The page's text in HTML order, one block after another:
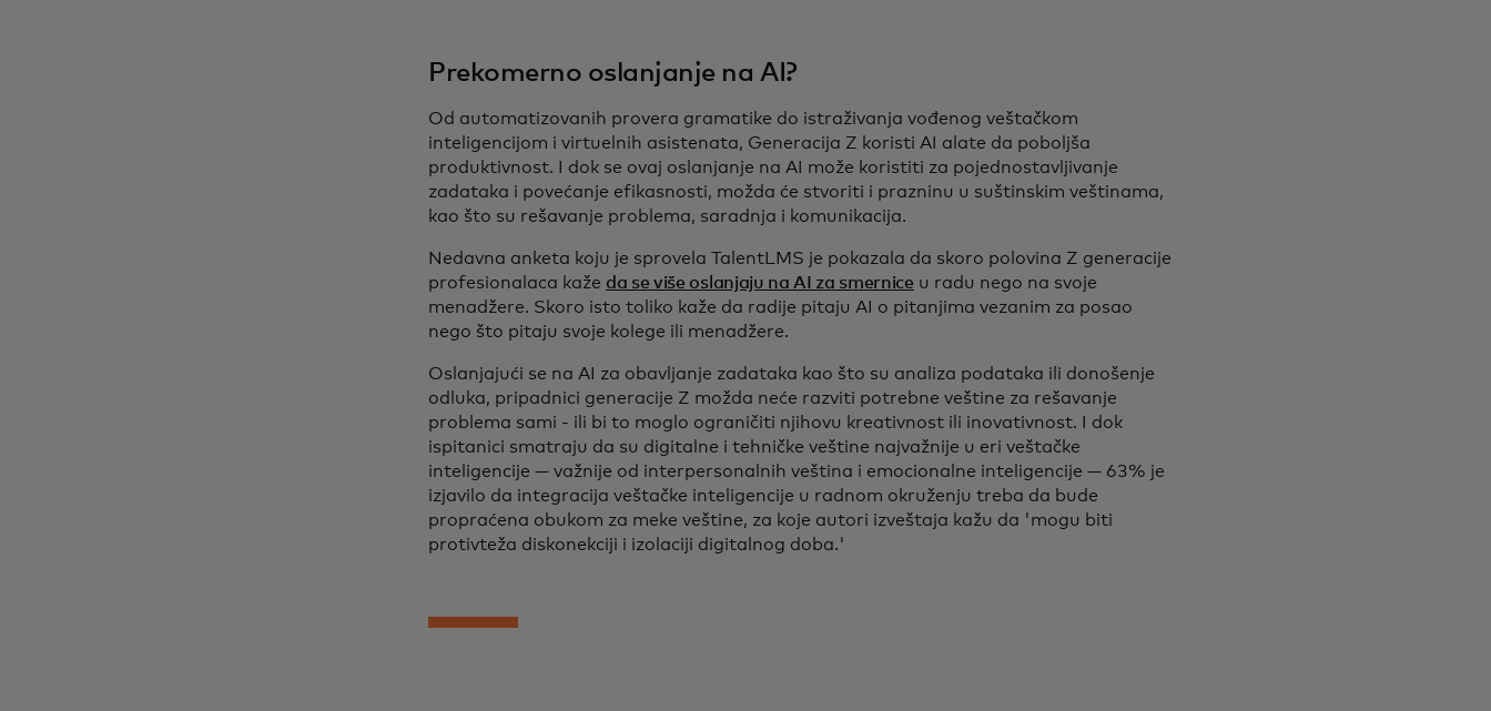
Prekomerno oslanjanje na AI?
Od automatizovanih provera gramatike do istraživanja vođenog veštačkom
inteligencijom i virtuelnih asistenata, Generacija Z koristi AI alate da poboljša
produktivnost. I dok se ovaj oslanjanje na AI može koristiti za pojednostavljivanje
zadataka i povećanje efikasnosti, možda će stvoriti i prazninu u suštinskim veštinama,
kao što su rešavanje problema, saradnja i komunikacija.
Nedavna anketa koju je sprovela TalentLMS je pokazala da skoro polovina Z generacije
profesionalaca kaže da se više oslanjaju na AI za smernice u radu nego na svoje
menadžere. Skoro isto toliko kaže da radije pitaju AI o pitanjima vezanim za posao
nego što pitaju svoje kolege ili menadžere.
Oslanjajući se na AI za obavljanje zadataka kao što su analiza podataka ili donošenje
odluka, pripadnici generacije Z možda neće razviti potrebne veštine za rešavanje
problema sami - ili bi to moglo ograničiti njihovu kreativnost ili inovativnost. I dok
ispitanici smatraju da su digitalne i tehničke veštine najvažnije u eri veštačke
inteligencije — važnije od interpersonalnih veština i emocionalne inteligencije — 63% je
izjavilo da integracija veštačke inteligencije u radnom okruženju treba da bude
propraćena obukom za meke veštine, za koje autori izveštaja kažu da 'mogu biti
protivteža diskonekciji i izolaciji digitalnog doba.'